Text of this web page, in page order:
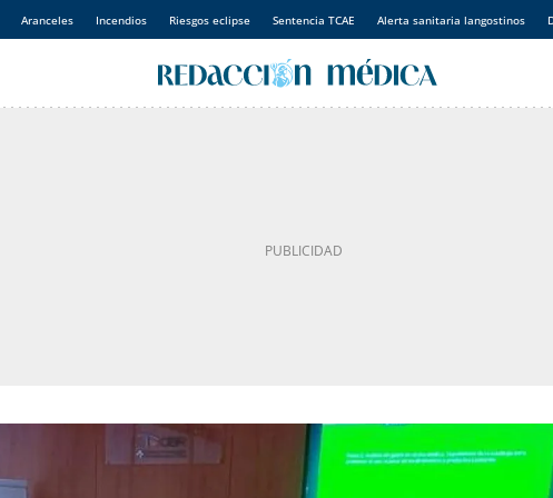
Aranceles Incendios Riesgos eclipse Sentencia TCAE Alerta sanitaria langostinos